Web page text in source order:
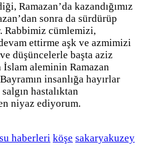
Ramazan’da kazandığımız
sonra da sürdürüp
Rabbimiz cümlemizi,
ettirme aşk ve azmimizi
düşüncelerle başta aziz
aleminin Ramazan
insanlığa hayırlar
hastalıktan
niyaz ediyorum.
haberleri köşe sakaryakuzey